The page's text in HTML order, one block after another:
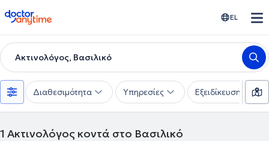
doctoranytime EL
Ακτινολόγος, Βασιλικό
Διαθεσιμότητα Υπηρεσίες Εξειδίκευση
1 Ακτινολόγος κοντά στο Βασιλικό